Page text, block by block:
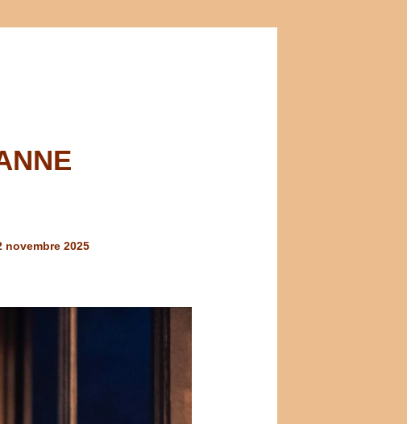
novembre 2025